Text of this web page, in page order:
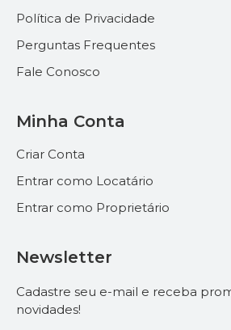
Política de Privacidade
Perguntas Frequentes
Fale Conosco
Minha Conta
Criar Conta
Entrar como Locatário
Entrar como Proprietário
Newsletter
Cadastre seu e-mail e receba
novidades!